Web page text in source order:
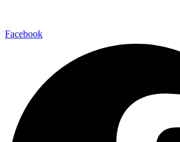
Facebook